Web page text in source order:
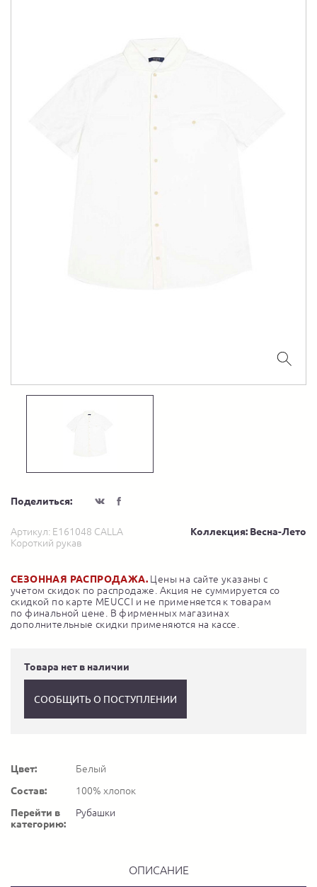
Поделиться:
Артикул: E161048 CALLA
Короткий рукав
Коллекция: Весна-Лето
СЕЗОННАЯ РАСПРОДАЖА. Цены на сайте указаны с
учетом скидок по распродаже. Акция не суммируется со
скидкой по карте MEUCCI и не применяется к товарам
по финальной цене. В фирменных магазинах
дополнительные скидки применяются на кассе.
Товара нет в наличии
СООБЩИТЬ О ПОСТУПЛЕНИИ
Цвет:
Белый
Состав:
100% хлопок
Перейти в
категорию:
Рубашки
ОПИСАНИЕ